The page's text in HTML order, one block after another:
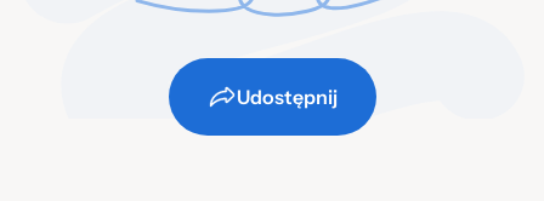
Udostępnij